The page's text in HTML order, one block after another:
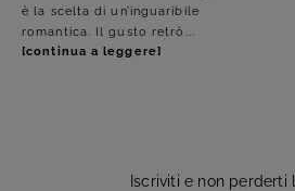
è la scelta di un’inguaribile
romantica. Il gusto retrò...
[continua a leggere]
Iscriviti e non perderti